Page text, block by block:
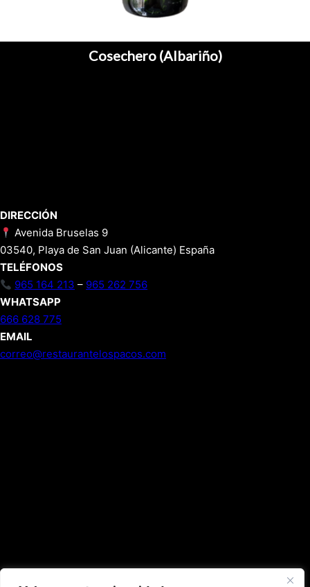
Cosechero (Albariño)
DIRECCIÓN
Avenida Bruselas 9
03540, Playa de San Juan (Alicante) España
TELÉFONOS
965 164 213 – 965 262 756
WHATSAPP
666 628 775
EMAIL
correo@restaurantelospacos.com